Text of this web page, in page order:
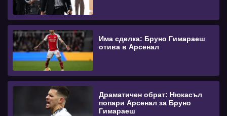
Има сделка: Бруно Гимараеш
отива в Арсенал
Драматичен обрат: Нюкасъл
попари Арсенал за Бруно
Гимараеш